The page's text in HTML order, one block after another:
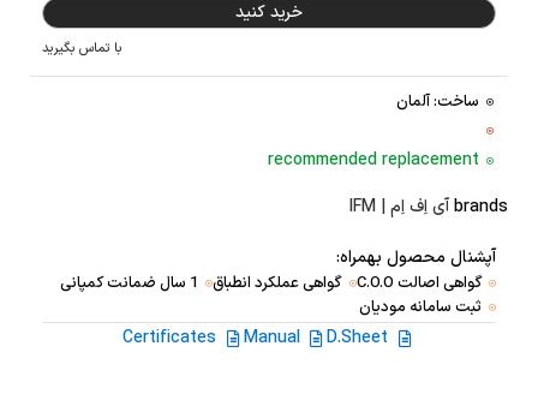
خرید کنید
با تماس بگیرید
ساخت: آلمان
recommended replacement
brandsآی اِف اِم | IFM
آپشنال محصول بهمراه:
گواهی اصالت C.O.O گواهی عملکرد انطباق
1 سال ضمانت کمپانی
ثبت سامانه مودیان
D.Sheet
Manual
Certificates